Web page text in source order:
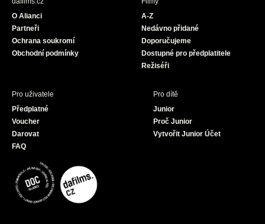
O Alianci
Partneři
Ochrana soukromí
Obchodní podmínky
A-Z
Nedávno přidané
Doporučujeme
Dostupné pro předplatitele
Režiséři
Pro uživatele
Předplatné
Voucher
Darovat
FAQ
Pro dítě
Junior
Proč Junior
Vytvořit Junior Účet